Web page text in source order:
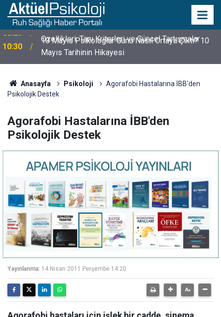
10:30
10 Mayıs Psikologlar Günü Nasıl Ortaya Çıktı? 10
Mayıs Tarihinin Hikayesi
Anasayfa Psikoloji
Agorafobi Hastalarına İBB'den
Psikolojik Destek
Agorafobi Hastalarına İBB'den
Psikolojik Destek
Yayınlanma: 14 Nisan 2011 Perşembe 14:20